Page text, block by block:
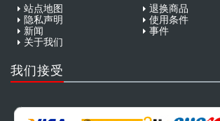
站点地图
退换商品
隐私声明
使用条件
新闻
事件
关于我们
我们接受